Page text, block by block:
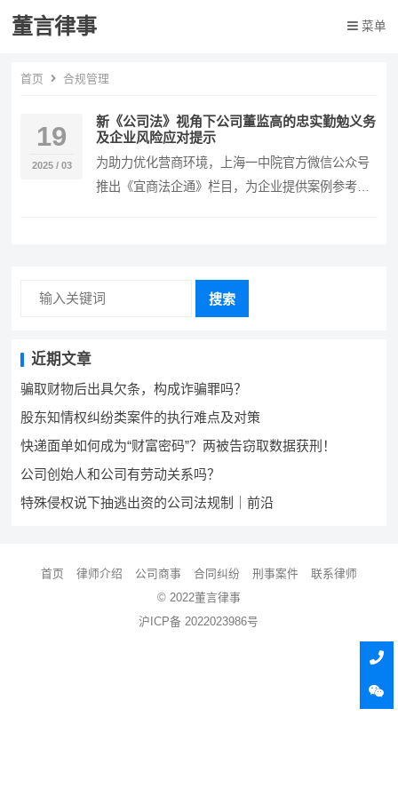
董言律事 菜单
首页 合规管理
19
2025 / 03
新《公司法》视角下公司董监高的忠实勤勉义务
及企业风险应对提示
为助力优化营商环境，上海一中院官方微信公众号
推出《宜商法企通》栏目，为企业提供案例参考及
搜索
近期文章
骗取财物后出具欠条，构成诈骗罪吗？
股东知情权纠纷类案件的执行难点及对策
快递面单如何成为“财富密码”？两被告窃取数据获刑！
公司创始人和公司有劳动关系吗？
特殊侵权说下抽逃出资的公司法规制｜前沿
首页 律师介绍 公司商事 合同纠纷 刑事案件
联系律师
© 2022董言律事
沪ICP备 2022023986号